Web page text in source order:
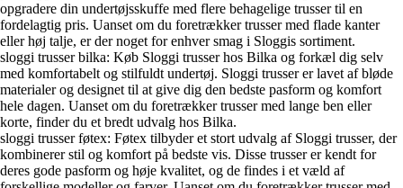
opgradere din undertøjsskuffe med flere behagelige trusser til en
fordelagtig pris. Uanset om du foretrækker trusser med flade kanter
eller høj talje, er der noget for enhver smag i Sloggis sortiment.
sloggi trusser bilka: Køb Sloggi trusser hos Bilka og forkæl dig selv
med komfortabelt og stilfuldt undertøj. Sloggi trusser er lavet af bløde
materialer og designet til at give dig den bedste pasform og komfort
hele dagen. Uanset om du foretrækker trusser med lange ben eller
korte, finder du et bredt udvalg hos Bilka.
sloggi trusser føtex: Føtex tilbyder et stort udvalg af Sloggi trusser, der
kombinerer stil og komfort på bedste vis. Disse trusser er kendt for
deres gode pasform og høje kvalitet, og de findes i et væld af